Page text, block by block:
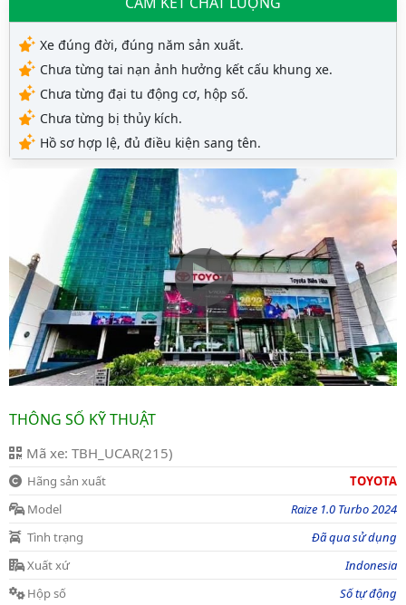
Xe đúng đời, đúng năm sản xuất.
Chưa từng tai nạn ảnh hưởng kết cấu khung xe.
Chưa từng đại tu động cơ, hộp số.
Chưa từng bị thủy kích.
Hồ sơ hợp lệ, đủ điều kiện sang tên.
THÔNG SỐ KỸ THUẬT
Mã xe: TBH_UCAR(215)
Hãng sản xuất
TOYOTA
Model
Raize 1.0 Turbo 2024
Tình trạng
Đã qua sử dụng
Xuất xứ
Indonesia
Hộp số
Số tự động